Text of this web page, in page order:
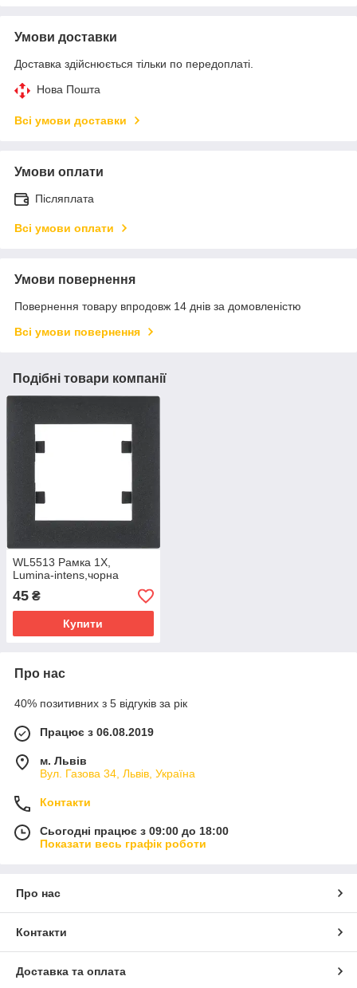
Умови доставки
Доставка здійснюється тільки по передоплаті.
Нова Пошта
Всі умови доставки
Умови оплати
Післяплата
Всі умови оплати
Умови повернення
Повернення товару впродовж 14 днів за домовленістю
Всі умови повернення
Подібні товари компанії
WL5513 Рамка 1X,
Lumina-intens,чорна
45 ₴
Купити
Про нас
40% позитивних з 5 відгуків за рік
Працює з 06.08.2019
м. Львів
Вул. Газова 34, Львів, Україна
Контакти
Сьогодні працює з 09:00 до 18:00
Показати весь графік роботи
Про нас
Контакти
Доставка та оплата